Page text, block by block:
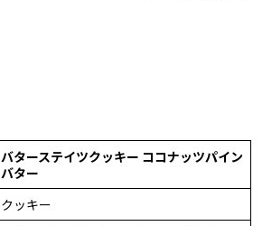
バターステイツクッキー ココナッツパイン
バター
クッキー